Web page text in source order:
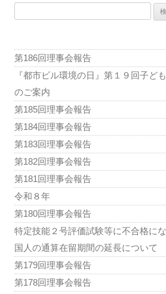
ゲ
ー
ョ
ン
第186回理事会報告
『都市ビル環境の日』第１９回子ど
のご案内
第185回理事会報告
第184回理事会報告
第183回理事会報告
第182回理事会報告
第181回理事会報告
令和８年
第180回理事会報告
特定技能２号評価試験等に不合格に
国人の通算在留期間の延長について
第179回理事会報告
第178回理事会報告